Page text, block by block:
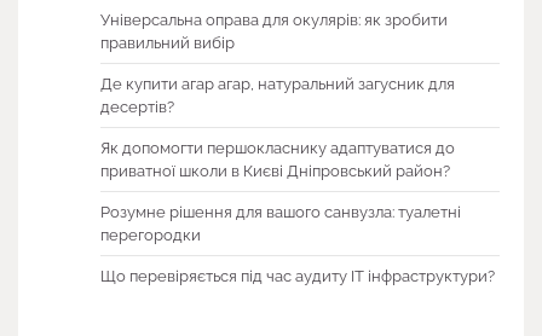
Універсальна оправа для окулярів: як зробити
правильний вибір
Де купити агар агар, натуральний загусник для
десертів?
Як допомогти першокласнику адаптуватися до
приватної школи в Києві Дніпровський район?
Розумне рішення для вашого санвузла: туалетні
перегородки
Що перевіряється під час аудиту ІТ інфраструктури?